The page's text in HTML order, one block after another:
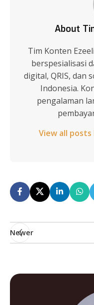
About
Tim Konten
berspesialisasi
digital, QRIS, dan
Indonesia.
pengalaman
View all
Newer